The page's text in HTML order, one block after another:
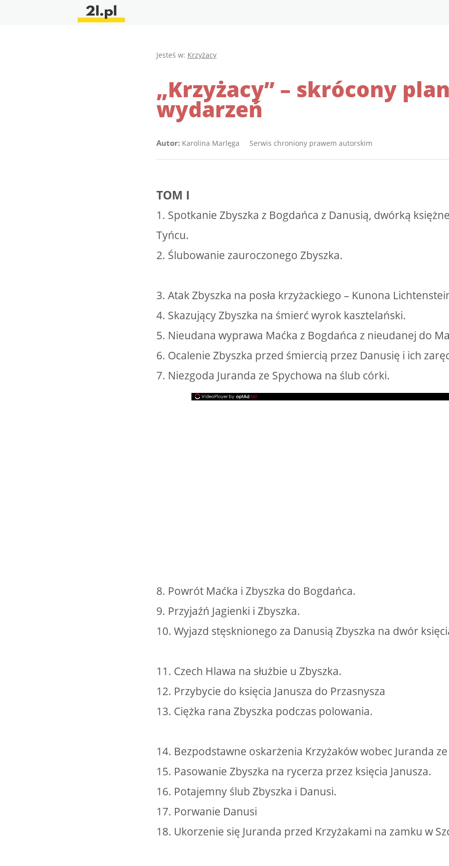
Jesteś w: Krzyżacy
„Krzyżacy” – skrócony
wydarzeń
Autor: Karolina Marlęga Serwis chroniony prawem autorskim
TOM I
1. Spotkanie Zbyszka z Bogdańca z Danusią, dwórką
Tyńcu.
2. Ślubowanie zauroczonego Zbyszka.
3. Atak Zbyszka na posła krzyżackiego – Kunona
4. Skazujący Zbyszka na śmierć wyrok kasztelański.
5. Nieudana wyprawa Maćka z Bogdańca z nieudanej do
6. Ocalenie Zbyszka przed śmiercią przez Danusię i ich
7. Niezgoda Juranda ze Spychowa na ślub córki.
8. Powrót Maćka i Zbyszka do Bogdańca.
9. Przyjaźń Jagienki i Zbyszka.
10. Wyjazd stęsknionego za Danusią Zbyszka na dwór
11. Czech Hlawa na służbie u Zbyszka.
12. Przybycie do księcia Janusza do Przasnysza
13. Ciężka rana Zbyszka podczas polowania.
14. Bezpodstawne oskarżenia Krzyżaków wobec Juranda
15. Pasowanie Zbyszka na rycerza przez księcia Janusza.
16. Potajemny ślub Zbyszka i Danusi.
17. Porwanie Danusi
18. Ukorzenie się Juranda przed Krzyżakami na zamku w